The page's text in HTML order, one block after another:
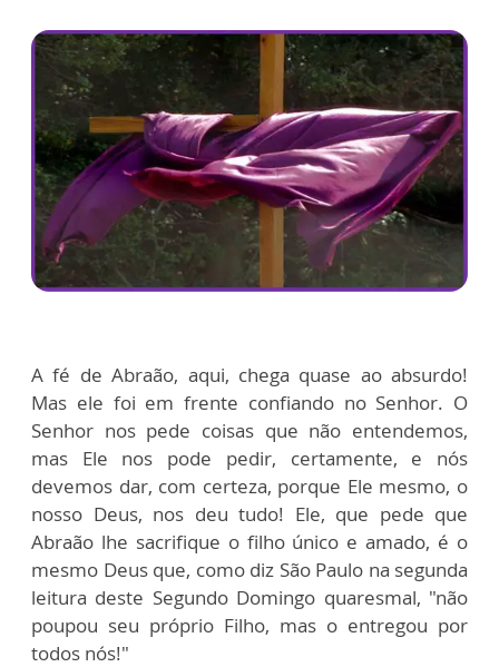
A fé de Abraão, aqui, chega quase ao absurdo!
Mas ele foi em frente confiando no Senhor. O
Senhor nos pede coisas que não entendemos,
mas Ele nos pode pedir, certamente, e nós
devemos dar, com certeza, porque Ele mesmo, o
nosso Deus, nos deu tudo! Ele, que pede que
Abraão lhe sacrifique o filho único e amado, é o
mesmo Deus que, como diz São Paulo na segunda
leitura deste Segundo Domingo quaresmal, "não
poupou seu próprio Filho, mas o entregou por
todos nós!"